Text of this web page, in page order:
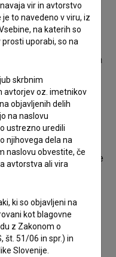
je ustvarjena s
jeNejc Trampuž
zvoka je
, oblikovalec zvoka pa
Opara
paFilip Filković
More Magnets.
za kulturne
, soproducent pa je
Produkcijo filma so
in Hrvaški
s FS Viba
filma je Radiator
vir in avtorstvo
to navedeno v viru, iz
na katerih so
uporabi, so na
skrbnim
avtorjev oz. imetnikov
objavljenih delih
na naslovu
ustrezno uredili
njihovega dela na
naslovu obvestite, če
avtorstva ali vira
ki so objavljeni na
kot blagovne
z Zakonom o
št. 51/06 in spr.) in
Slovenije.